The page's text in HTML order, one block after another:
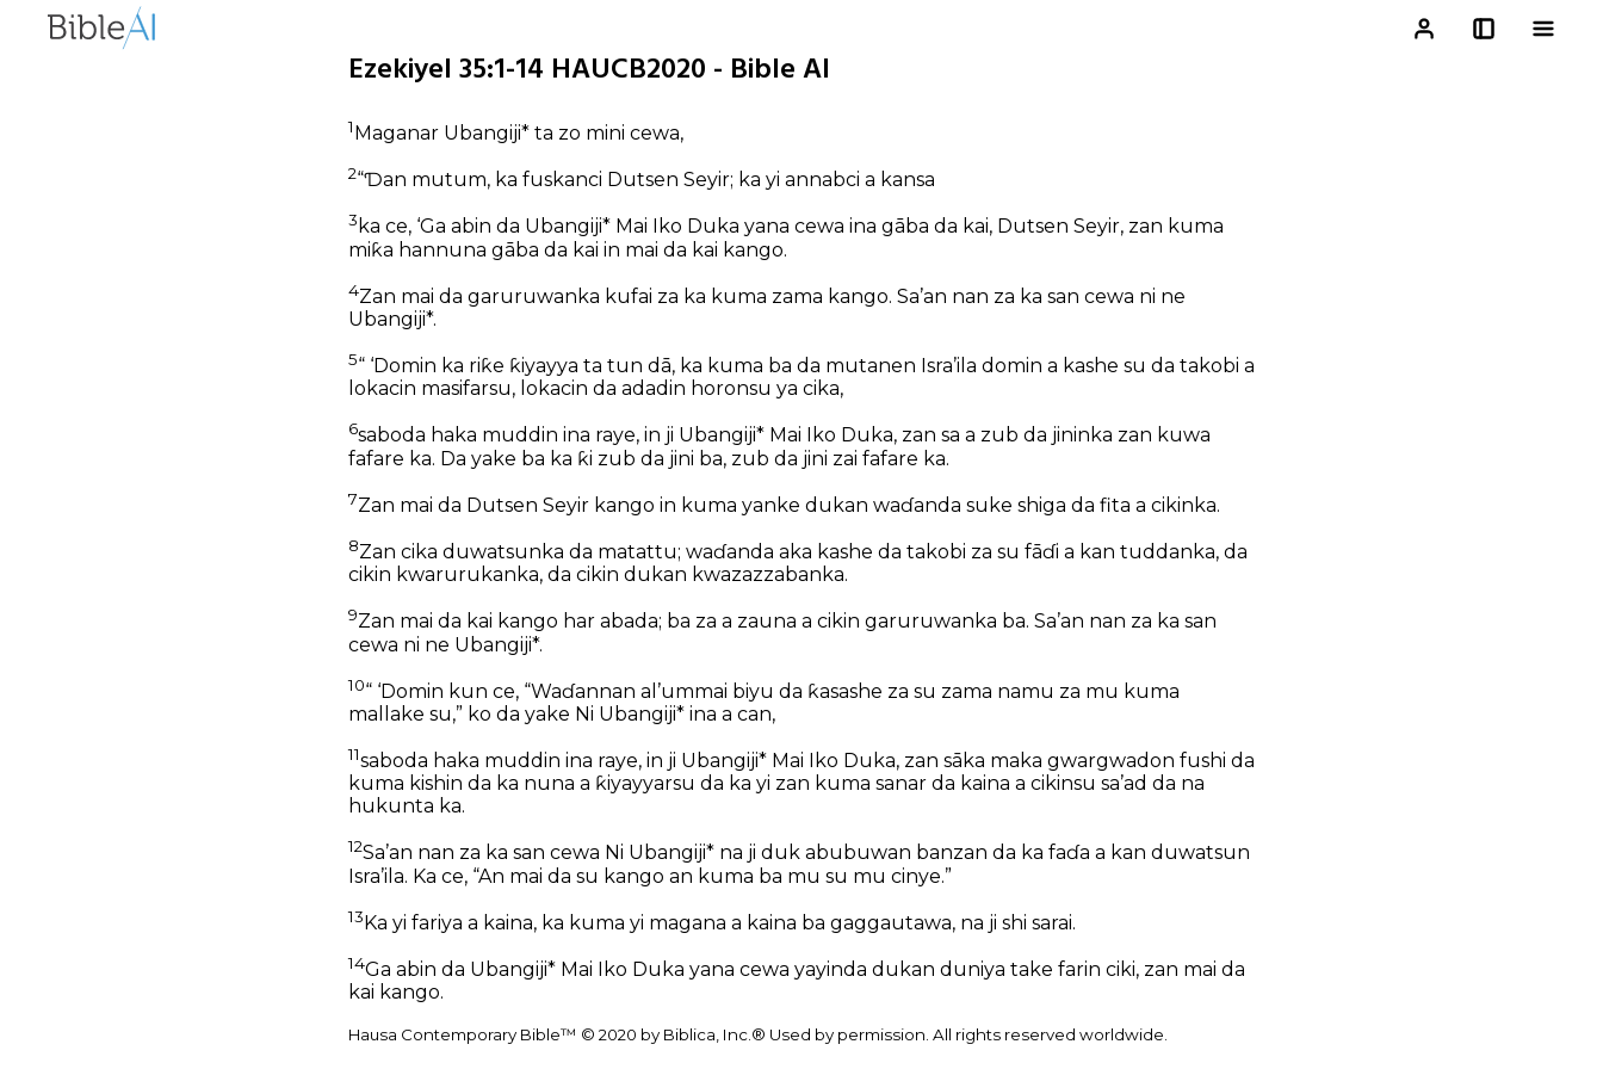
Ezekiyel 35:1-14 HAUCB2020 - Bible AI
1Maganar Ubangiji* ta zo mini cewa,
2“Ɗan mutum, ka fuskanci Dutsen Seyir; ka yi annabci a kansa
3 ka ce, ‘Ga abin da Ubangiji* Mai Iko Duka yana cewa ina gāba da kai, Dutsen Seyir, zan kuma
miƙa hannuna gāba da kai in mai da kai kango.
4Zan mai da garuruwanka kufai za ka kuma zama kango. Sa’an nan za ka san cewa ni ne
Ubangiji*.
5“ ‘Domin ka riƙe ƙiyayya ta tun dā, ka kuma ba da mutanen Isra’ila domin a kashe su da takobi a
lokacin masifarsu, lokacin da adadin horonsu ya cika,
6saboda haka muddin ina raye, in ji Ubangiji* Mai Iko Duka, zan sa a zub da jininka zan kuwa
fafare ka. Da yake ba ka ƙi zub da jini ba, zub da jini zai fafare ka.
7Zan mai da Dutsen Seyir kango in kuma yanke dukan waɗanda suke shiga da fita a cikinka.
8Zan cika duwatsunka da matattu; waɗanda aka kashe da takobi za su fāɗi a kan tuddanka, da
cikin kwarurukanka, da cikin dukan kwazazzabanka.
9Zan mai da kai kango har abada; ba za a zauna a cikin garuruwanka ba. Sa’an nan za ka san
cewa ni ne Ubangiji*.
10“ ‘Domin kun ce, “Waɗannan al’ummai biyu da ƙasashe za su zama namu za mu kuma
mallake su,” ko da yake Ni Ubangiji* ina a can,
11saboda haka muddin ina raye, in ji Ubangiji* Mai Iko Duka, zan sāka maka gwargwadon fushi da
kuma kishin da ka nuna a ƙiyayyarsu da ka yi zan kuma sanar da kaina a cikinsu sa’ad da na
hukunta ka.
12Sa’an nan za ka san cewa Ni Ubangiji* na ji duk abubuwan banzan da ka faɗa a kan duwatsun
Isra’ila. Ka ce, “An mai da su kango an kuma ba mu su mu cinye.”
13Ka yi fariya a kaina, ka kuma yi magana a kaina ba gaggautawa, na ji shi sarai.
14Ga abin da Ubangiji* Mai Iko Duka yana cewa yayinda dukan duniya take farin ciki, zan mai da
kai kango.
Hausa Contemporary Bible™ © 2020 by Biblica, Inc.® Used by permission. All rights reserved worldwide.